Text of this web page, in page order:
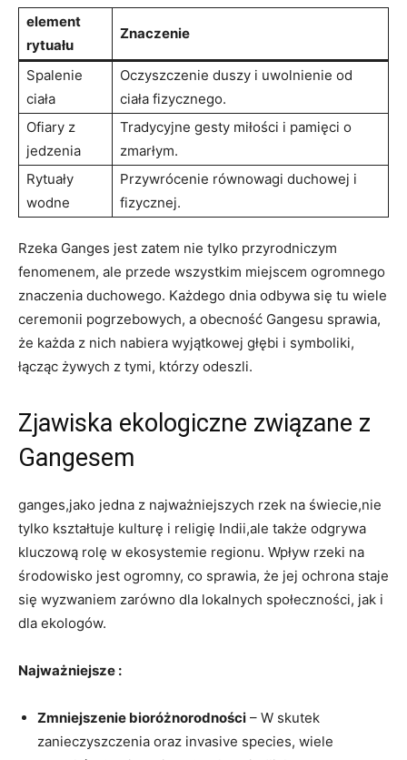
element
rytuału
Znaczenie
Spalenie
ciała
Oczyszczenie duszy i uwolnienie od
ciała fizycznego.
Ofiary z
jedzenia
Tradycyjne gesty miłości i pamięci o
zmarłym.
Rytuały
wodne
Przywrócenie równowagi duchowej i
fizycznej.
Rzeka Ganges jest zatem nie tylko przyrodniczym
fenomenem, ale przede wszystkim miejscem ogromnego
znaczenia duchowego. Każdego dnia odbywa się tu wiele
ceremonii pogrzebowych, a obecność Gangesu sprawia,
że każda z nich nabiera wyjątkowej głębi i symboliki,
łącząc żywych z tymi, którzy odeszli.
Zjawiska ekologiczne związane z
Gangesem
ganges,jako jedna z najważniejszych rzek na świecie,nie
tylko kształtuje kulturę i religię Indii,ale także odgrywa
kluczową rolę w ekosystemie regionu. Wpływ rzeki na
środowisko jest ogromny, co sprawia, że jej ochrona staje
się wyzwaniem zarówno dla lokalnych społeczności, jak i
dla ekologów.
Najważniejsze :
Zmniejszenie bioróżnorodności – W skutek
zanieczyszczenia oraz invasive species, wiele